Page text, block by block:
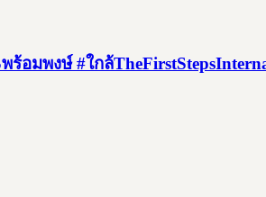
มพงษ์ #ใกล้